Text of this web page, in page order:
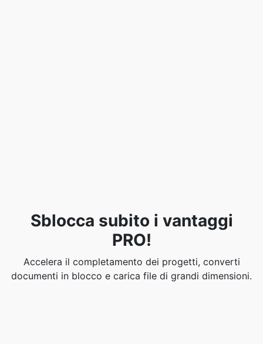
Sblocca subito i vantaggi
PRO!
Accelera il completamento dei progetti, converti
documenti in blocco e carica file di grandi dimensioni.